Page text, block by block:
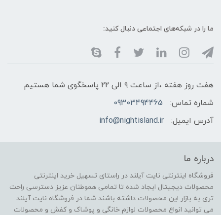
ما را در شبکه‌های اجتماعی دنبال کنید:
هفت روز هفته ،از ساعت ۹ الی ۲۲ پاسخگوی شما هستیم
شماره تماس:
09303494465
آدرس ایمیل:
info@nightisland.ir
درباره ما
فروشگاه اینترنتی نایت آیلند در راستای تسهیل خرید اینترنتی
محصولات دیجیتال ایجاد شده تا تمامی هموطنان عزیز دسترسی راحت
تری به بازار این محصولات داشته باشند شما در فروشگاه نایت آیلند
می توانید انواع محصولات لوازم خانگی و پوشاک و کفش و محصولات